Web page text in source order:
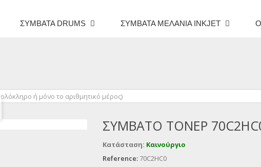
ΣΥΜΒΑΤΆ DRUMS ΣΥΜΒΑΤΆ ΜΕΛΆΝΙΑ INKJET
ΣΥΜΒΑΤΌ ΤΌΝΕΡ 70C2HC0
Κατάσταση: Καινούργιο
Reference: 70C2HC0